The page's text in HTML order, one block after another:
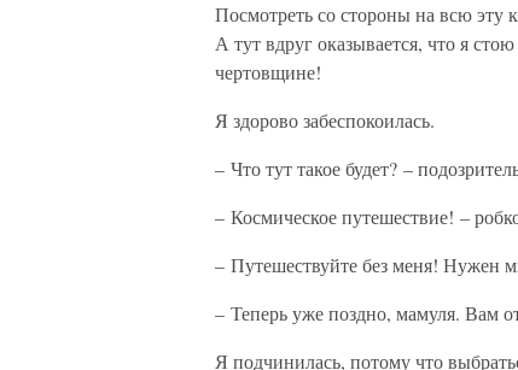
Посмотреть со стороны на всю эту
А тут вдруг оказывается, что я
чертовщине!
Я здорово забеспокоилась.
– Что тут такое будет? –
– Космическое путешествие! –
– Путешествуйте без меня! Нужен
– Теперь уже поздно, мамуля. Вам
Я подчинилась, потому что